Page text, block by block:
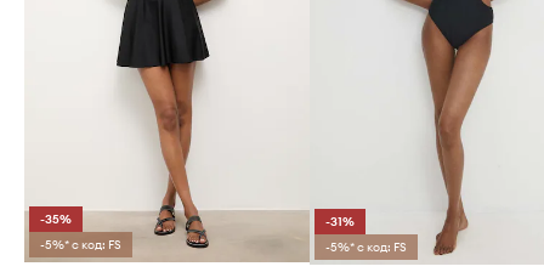
-35%
-5%* с код: FS
-31%
-5%* с код: FS